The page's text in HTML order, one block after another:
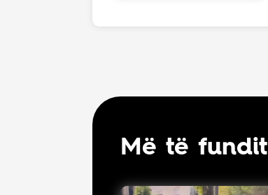
Më të fundit